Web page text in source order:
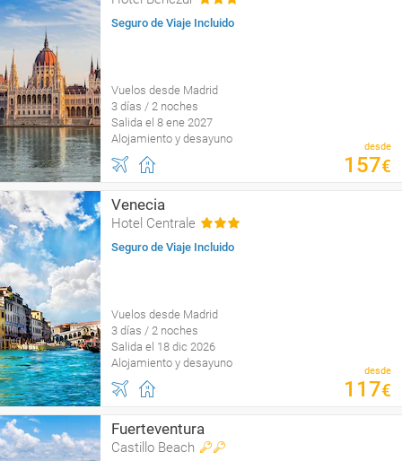
Seguro de Viaje Incluido
Vuelos desde Madrid
3 días / 2 noches
Salida el 8 ene 2027
Alojamiento y desayuno
desde
157€
Venecia
Hotel Centrale
Seguro de Viaje Incluido
Vuelos desde Madrid
3 días / 2 noches
Salida el 18 dic 2026
Alojamiento y desayuno
desde
117€
Fuerteventura
Castillo Beach